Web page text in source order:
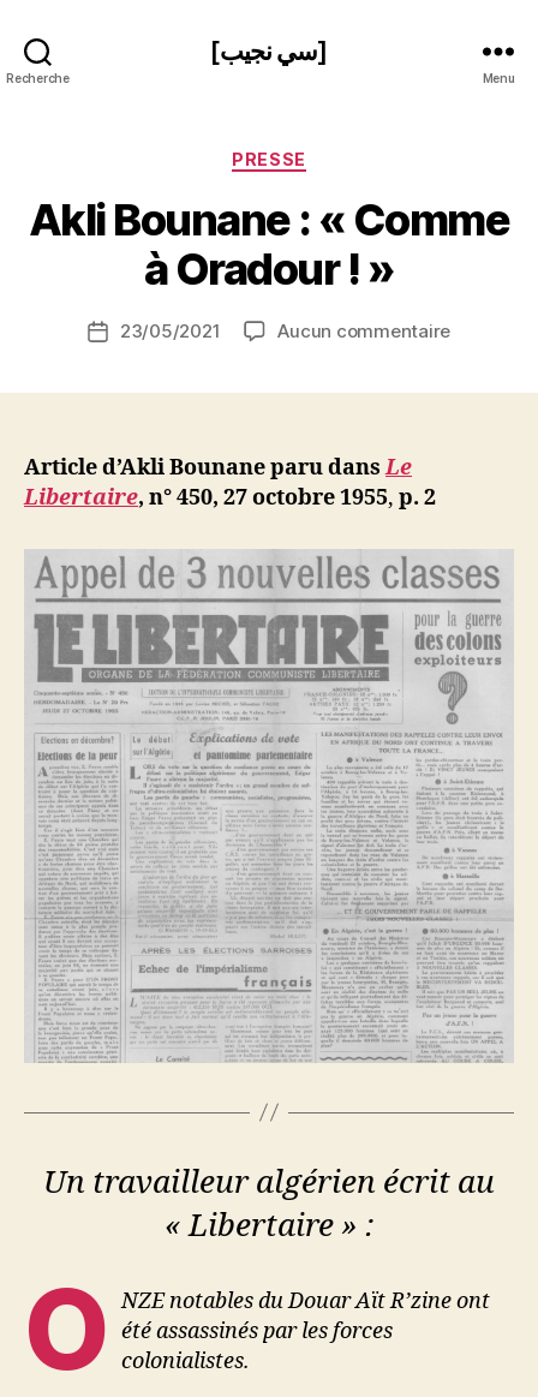
Recherche
[سي نجيب]
Menu
Catégories
PRESSE
Akli Bounane : « Comme
à Oradour ! »
de
a
S
N
Date23/05/2021 Aucun commentairesur
Article d’Akli Bounane paru dansLe
Libertaire, n° 450, 27 octobre 1955, p. 2
Un travailleur algérien écrit au
« Libertaire » :
O NZE notables du Douar Aït R’zine ont
été assassinés par les forces
colonialistes.